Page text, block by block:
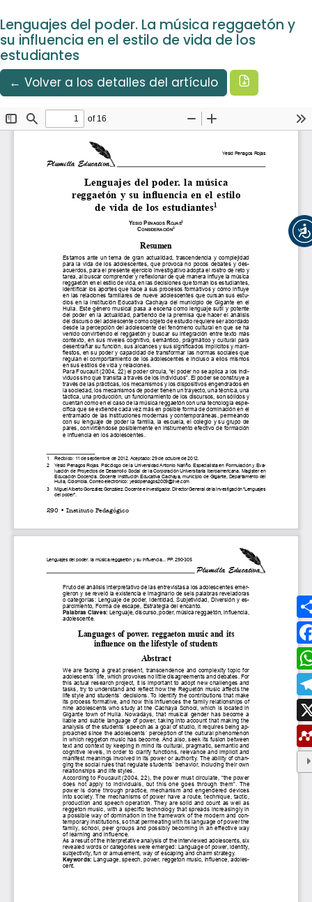
Registrarse Entrar
Lenguajes del poder. La música reggaetón y
su influencia en el estilo de vida de los
estudiantes
← Volver a los detalles del artículo
Síguenos
MEDIOS UMANIZALES
Canal UM
Revistas
Podcast
ESTUDIAR EN LA UMANIZALES
Pregrados
Especializaciones
Maestrías
Doctorados
Educación continuada
Video Institucional
Universidad en el Campo
Consultorio Jurídico